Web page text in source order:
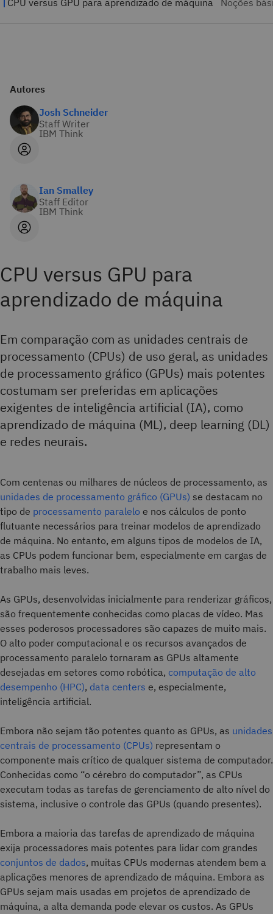
Autores
Josh Schneider
Staff Writer
IBM Think
Ian Smalley
Staff Editor
IBM Think
CPU versus GPU para
aprendizado de máquina
Em comparação com as unidades centrais de
processamento (CPUs) de uso geral, as unidades
de processamento gráfico (GPUs) mais potentes
costumam ser preferidas em aplicações
exigentes de inteligência artificial (IA), como
aprendizado de máquina (ML), deep learning (DL)
e redes neurais.
Com centenas ou milhares de núcleos de processamento, as
unidades de processamento gráfico (GPUs) se destacam no
tipo de processamento paralelo e nos cálculos de ponto
flutuante necessários para treinar modelos de aprendizado
de máquina. No entanto, em alguns tipos de modelos de IA,
as CPUs podem funcionar bem, especialmente em cargas de
trabalho mais leves.
As GPUs, desenvolvidas inicialmente para renderizar gráficos,
são frequentemente conhecidas como placas de vídeo. Mas
esses poderosos processadores são capazes de muito mais.
O alto poder computacional e os recursos avançados de
processamento paralelo tornaram as GPUs altamente
desejadas em setores como robótica, computação de alto
desempenho (HPC), data centers e, especialmente,
inteligência artificial.
Embora não sejam tão potentes quanto as GPUs, as unidades
centrais de processamento (CPUs) representam o
componente mais crítico de qualquer sistema de computador.
Conhecidas como “o cérebro do computador”, as CPUs
executam todas as tarefas de gerenciamento de alto nível do
sistema, inclusive o controle das GPUs (quando presentes).
Embora a maioria das tarefas de aprendizado de máquina
exija processadores mais potentes para lidar com grandes
conjuntos de dados, muitas CPUs modernas atendem bem a
aplicações menores de aprendizado de máquina. Embora as
GPUs sejam mais usadas em projetos de aprendizado de
máquina, a alta demanda pode elevar os custos. As GPUs